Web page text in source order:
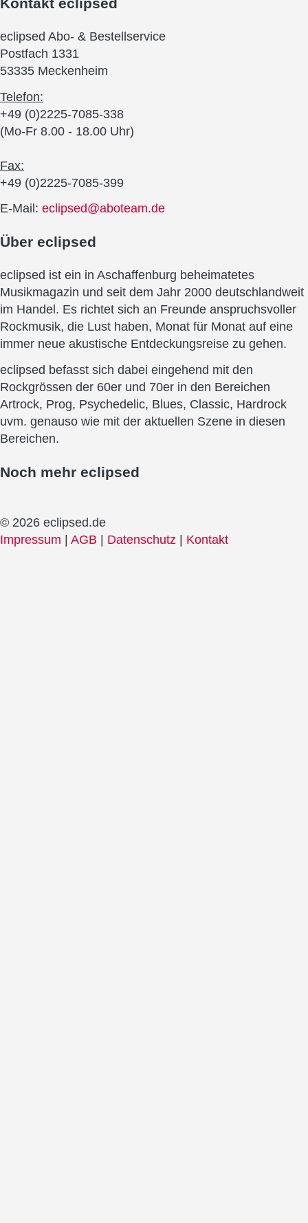
eclipsed Abo- & Bestellservice
Postfach 1331
53335 Meckenheim
Telefon:
+49 (0)2225-7085-338
(Mo-Fr 8.00 - 18.00 Uhr)
Fax:
+49 (0)2225-7085-399
E-Mail: eclipsed@aboteam.de
Über eclipsed
eclipsed ist ein in Aschaffenburg beheimatetes
Musikmagazin und seit dem Jahr 2000 deutschlandweit
im Handel. Es richtet sich an Freunde anspruchsvoller
Rockmusik, die Lust haben, Monat für Monat auf eine
immer neue akustische Entdeckungsreise zu gehen.
eclipsed befasst sich dabei eingehend mit den
Rockgrössen der 60er und 70er in den Bereichen
Artrock, Prog, Psychedelic, Blues, Classic, Hardrock
uvm. genauso wie mit der aktuellen Szene in diesen
Bereichen.
Noch mehr eclipsed
© 2026 eclipsed.de
Impressum | AGB | Datenschutz | Kontakt